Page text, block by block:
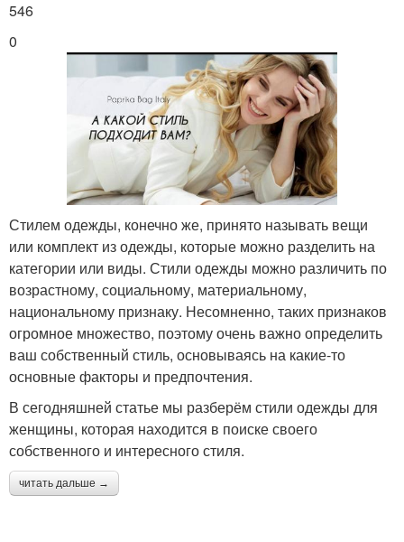
546
0
Стилем одежды, конечно же, принято называть вещи
или комплект из одежды, которые можно разделить на
категории или виды. Стили одежды можно различить по
возрастному, социальному, материальному,
национальному признаку. Несомненно, таких признаков
огромное множество, поэтому очень важно определить
ваш собственный стиль, основываясь на какие-то
основные факторы и предпочтения.
В сегодняшней статье мы разберём стили одежды для
женщины, которая находится в поиске своего
собственного и интересного стиля.
читать дальше →